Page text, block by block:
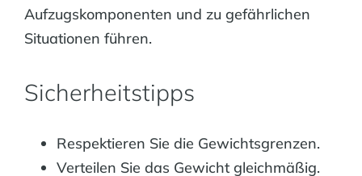
Aufzugskomponenten und zu gefährlichen
Situationen führen.
Sicherheitstipps
Respektieren Sie die Gewichtsgrenzen.
Verteilen Sie das Gewicht gleichmäßig.